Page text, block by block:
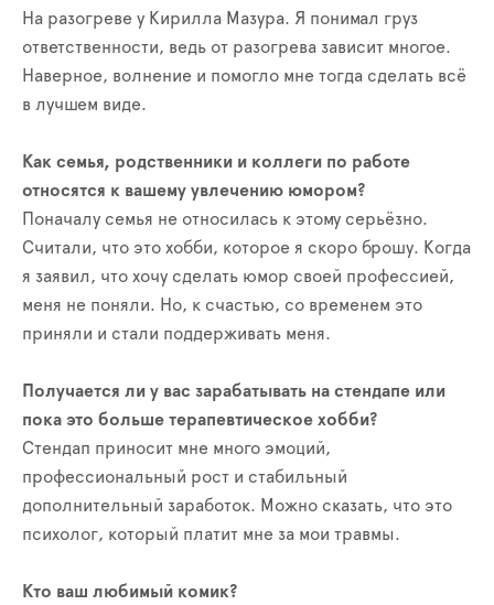
На разогреве у Кирилла Мазура. Я понимал груз
ответственности, ведь от разогрева зависит многое.
Наверное, волнение и помогло мне тогда сделать всё
в лучшем виде.
Как семья, родственники и коллеги по работе
относятся к вашему увлечению юмором?
Поначалу семья не относилась к этому серьёзно.
Считали, что это хобби, которое я скоро брошу. Когда
я заявил, что хочу сделать юмор своей профессией,
меня не поняли. Но, к счастью, со временем это
приняли и стали поддерживать меня.
Получается ли у вас зарабатывать на стендапе или
пока это больше терапевтическое хобби?
Стендап приносит мне много эмоций,
профессиональный рост и стабильный
дополнительный заработок. Можно сказать, что это
психолог, который платит мне за мои травмы.
Кто ваш любимый комик?